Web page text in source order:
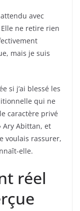
avec
ne retire rien
mais je suis
si j’ai blessé les
qui ne
caractère privé
Ary Abittan, et
voulais rassurer,
elle.
réel